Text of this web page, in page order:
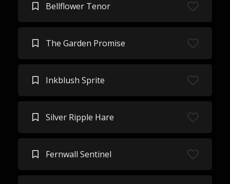
Bellflower Tenor
The Garden Promise
Inkblush Sprite
Silver Ripple Hare
Fernwall Sentinel